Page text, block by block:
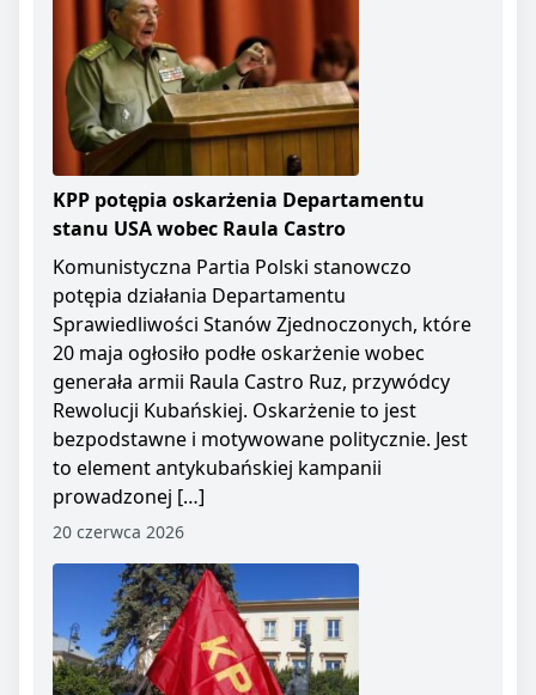
KPP potępia oskarżenia Departamentu
stanu USA wobec Raula Castro
Komunistyczna Partia Polski stanowczo
potępia działania Departamentu
Sprawiedliwości Stanów Zjednoczonych, które
20 maja ogłosiło podłe oskarżenie wobec
generała armii Raula Castro Ruz, przywódcy
Rewolucji Kubańskiej. Oskarżenie to jest
bezpodstawne i motywowane politycznie. Jest
to element antykubańskiej kampanii
prowadzonej […]
20 czerwca 2026